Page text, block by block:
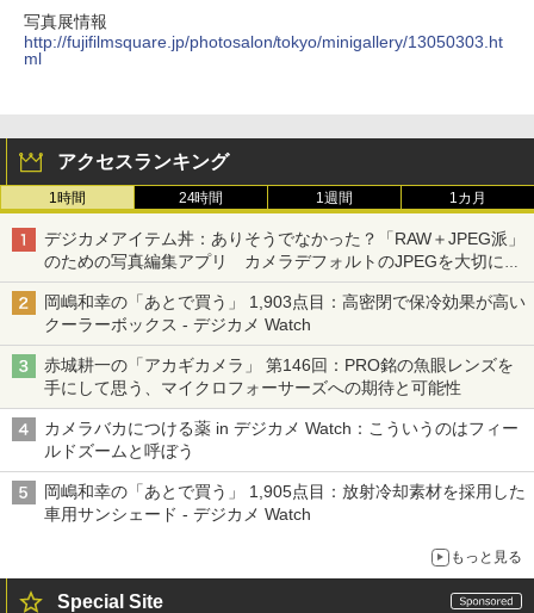
写真展情報
http://fujifilmsquare.jp/photosalon/tokyo/minigallery/13050303.ht
ml
アクセスランキング
1時間 24時間 1週間 1カ月
デジカメアイテム丼：ありそうでなかった？「RAW＋JPEG派」
のための写真編集アプリ カメラデフォルトのJPEGを大切にす
る「Filmator」
岡嶋和幸の「あとで買う」 1,903点目：高密閉で保冷効果が高い
クーラーボックス - デジカメ Watch
赤城耕一の「アカギカメラ」 第146回：PRO銘の魚眼レンズを
手にして思う、マイクロフォーサーズへの期待と可能性
カメラバカにつける薬 in デジカメ Watch：こういうのはフィー
ルドズームと呼ぼう
岡嶋和幸の「あとで買う」 1,905点目：放射冷却素材を採用した
車用サンシェード - デジカメ Watch
もっと見る
Special Site